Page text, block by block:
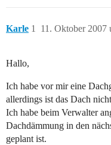
Karle 11. Oktober 2007
1
Hallo,
Ich habe vor mir eine
allerdings ist das Dach
Ich habe beim Verwalter
Dachdämmung in den
geplant ist.